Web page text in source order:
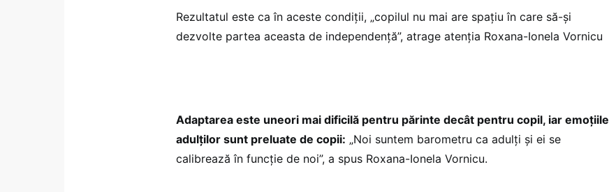
Rezultatul este ca în aceste condiții, „copilul nu mai are spațiu în care să-și
dezvolte partea aceasta de independență”, atrage atenția Roxana-Ionela Vornicu
Adaptarea este uneori mai dificilă pentru părinte decât pentru copil, iar emoțiile
adulților sunt preluate de copii: „Noi suntem barometru ca adulți și ei se
calibrează în funcție de noi”, a spus Roxana-Ionela Vornicu.